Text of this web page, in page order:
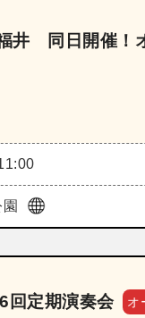
井 同日開催！
回定期演奏会 オ